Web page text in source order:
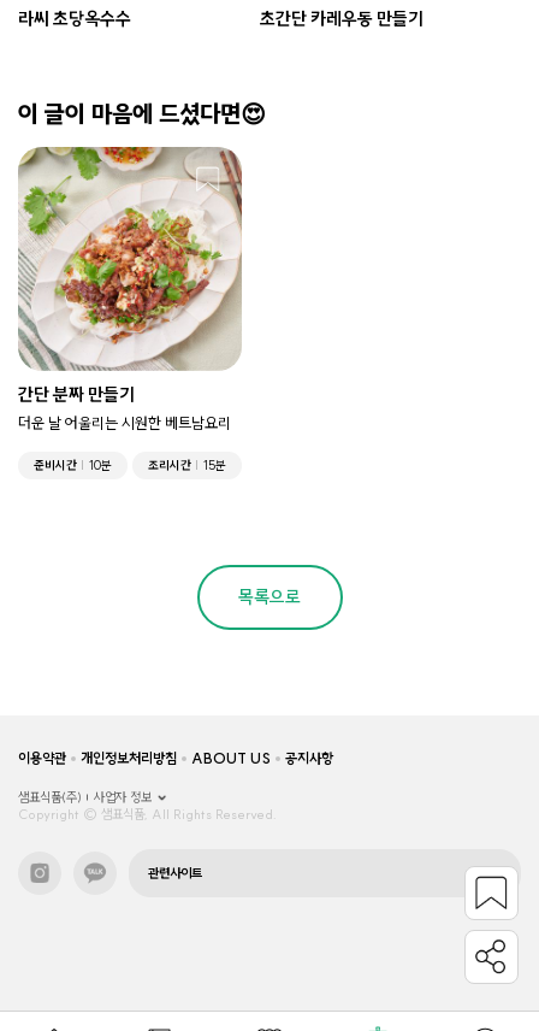
라씨 초당옥수수 초간단 카레우동 만들기
이 글이 마음에 드셨다면😍
간단 분짜 만들기
더운 날 어울리는 시원한 베트남요리
준비시간 10분 조리시간 15분
목록으로
이용약관 개인정보처리방침 ABOUT US 공지사항
샘표식품(주)
사업자 정보
Copyright © 샘표식품, All Rights Reserved.
관련사이트